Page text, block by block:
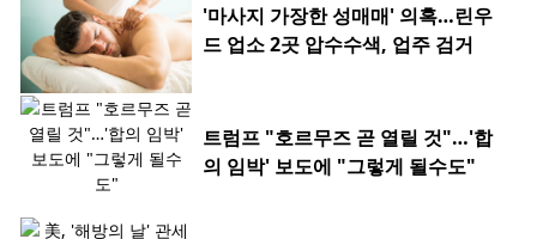
'마사지 가장한 성매매' 의혹…린우
드 업소 2곳 압수수색, 업주 검거
트럼프 "호르무즈 곧 열릴 것"…'합
의 임박' 보도에 "그렇게 될수도"